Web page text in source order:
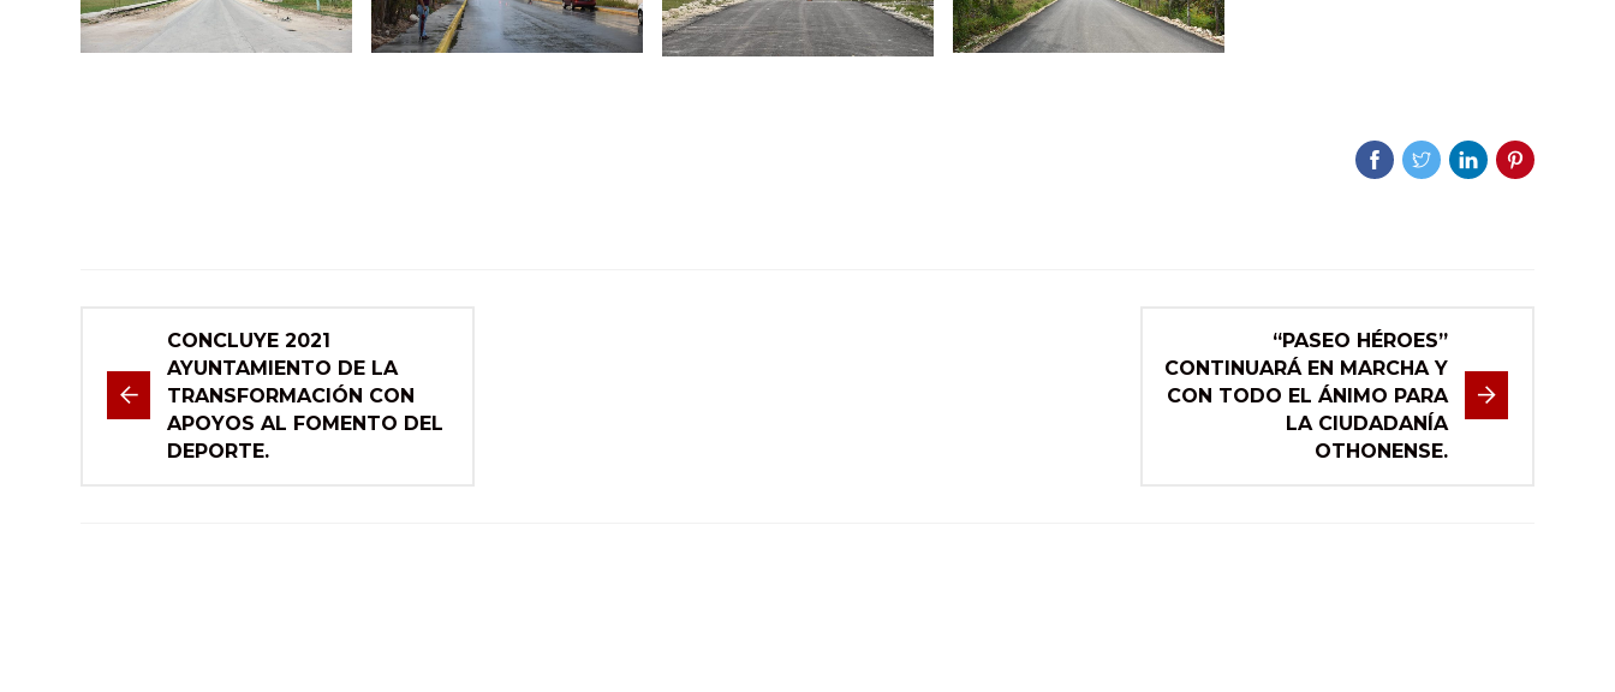
CONCLUYE 2021
AYUNTAMIENTO DE LA
TRANSFORMACIÓN CON
APOYOS AL FOMENTO DEL
DEPORTE.
“PASEO HÉROES”
CONTINUARÁ EN MARCHA Y
CON TODO EL ÁNIMO PARA
LA CIUDADANÍA
OTHONENSE.